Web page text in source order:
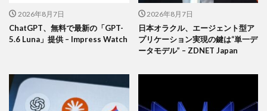
2026年8月7日
ChatGPT、無料で最新の「GPT-
5.6 Luna」提供 – Impress Watch
2026年8月7日
日本オラクル、エージェント型ア
プリケーション実現の鍵は“単一デ
ータモデル” – ZDNET Japan